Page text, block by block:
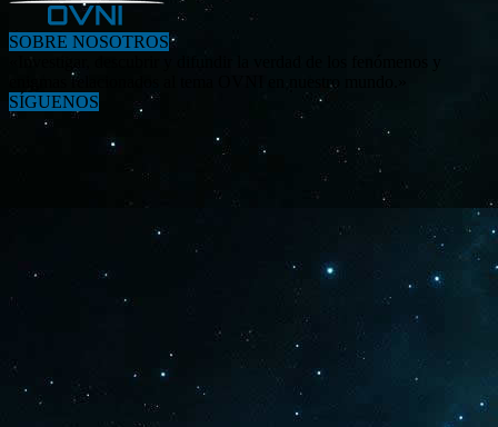
SOBRE NOSOTROS
enigmas relacionados al tema OVNI en nuestro mundo.»
SÍGUENOS